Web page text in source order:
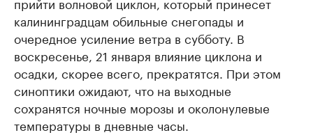
калининградцам обильные снегопады и
очередное усиление ветра в субботу. В
воскресенье, 21 января влияние циклона и
осадки, скорее всего, прекратятся. При этом
синоптики ожидают, что на выходные
сохранятся ночные морозы и околонулевые
температуры в дневные часы.